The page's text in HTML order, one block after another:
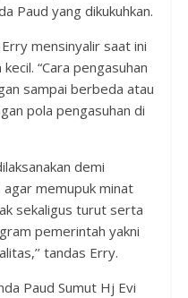
Paud yang dikukuhkan.
mensinyalir saat ini
“Cara pengasuhan
sampai berbeda atau
pola pengasuhan di
demi
agar memupuk minat
sekaligus turut serta
pemerintah yakni
tandas Erry.
Paud Sumut Hj Evi